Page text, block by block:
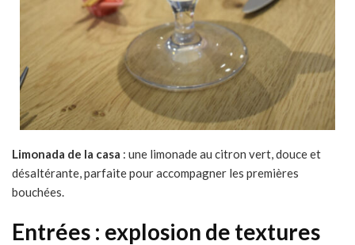
Limonada de la casa : une limonade au citron vert, douce et
désaltérante, parfaite pour accompagner les premières
bouchées.
Entrées : explosion de textures